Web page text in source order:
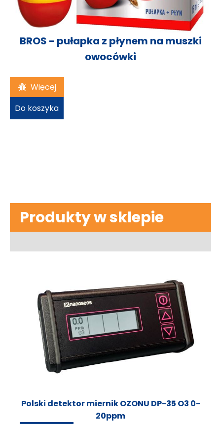
BROS - pułapka z płynem na muszki
owocówki
Więcej
Do koszyka
Produkty w sklepie
Polski detektor miernik OZONU DP-35 O3 0-
20ppm